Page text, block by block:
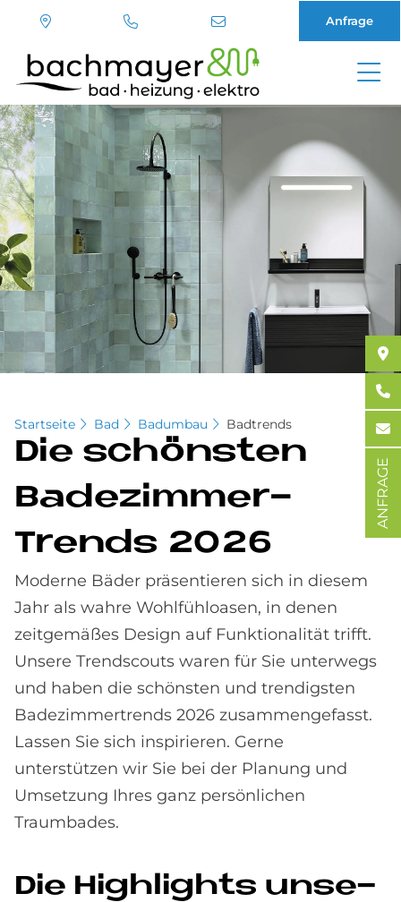
Direkt
zum
Inhalt
Anfrage
Startseite Bad Badumbau Badtrends
Die schön­sten
Ba­de­zim­mer-
Trends 2026
Moderne Bäder präsentieren sich in diesem
Jahr als wahre Wohlfühloasen, in denen
zeitgemäßes Design auf Funktionalität trifft.
Unsere Trendscouts waren für Sie unterwegs
und haben die schönsten und trendigsten
Badezimmertrends 2026 zusammengefasst.
Lassen Sie sich inspirieren. Gerne
unterstützen wir Sie bei der Planung und
Umsetzung Ihres ganz persönlichen
Traumbades.
Die High­lights un­se­
ANFRAGE